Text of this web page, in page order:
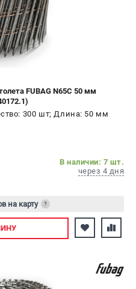
FUBAG N65C 50 мм
300 шт; Длина: 50 мм
В наличии: 7 шт.
через 4 дня
на карту ?